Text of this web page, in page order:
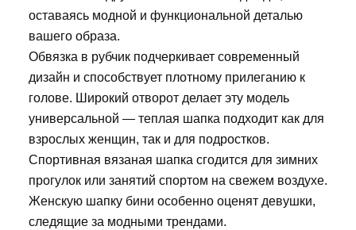
оставаясь модной и функциональной деталью
вашего образа.
Обвязка в рубчик подчеркивает современный
дизайн и способствует плотному прилеганию к
голове. Широкий отворот делает эту модель
универсальной — теплая шапка подходит как для
взрослых женщин, так и для подростков.
Спортивная вязаная шапка сгодится для зимних
прогулок или занятий спортом на свежем воздухе.
Женскую шапку бини особенно оценят девушки,
следящие за модными трендами.